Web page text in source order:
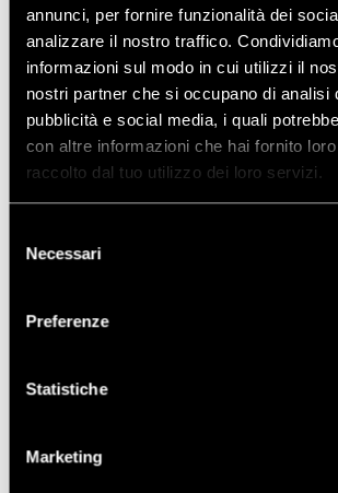
annunci, per fornire funzionalità dei
analizzare il nostro traffico.
informazioni sul modo in cui utilizzi il
nostri partner che si occupano di analisi
pubblicità e social media, i quali
con altre informazioni che hai fornito
raccolto dal tuo utilizzo dei loro servizi.
delNecessari
Preferenze
Statistiche
Marketing
196,99 €
Prima:364,80 €
NON DISPONIBILE
Prodotto